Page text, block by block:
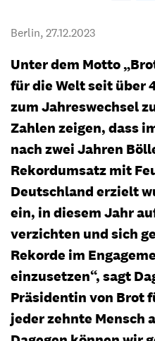
Berlin,27.12.2023
Unter dem Motto
für die Welt seit über
zum Jahreswechsel
Zahlen zeigen, dass
nach zwei Jahren
Rekordumsatz mit
Deutschland erzielt
ein, in diesem Jahr
verzichten und sich
Rekorde im
einzusetzen“, sagt
Präsidentin von Brot
jeder zehnte Mensch